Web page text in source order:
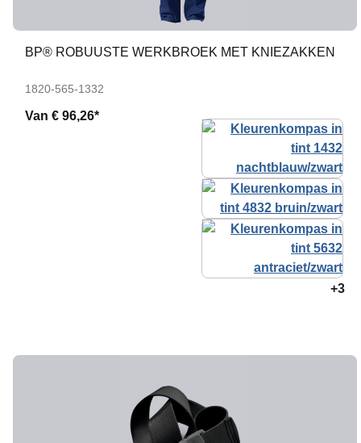
BP® ROBUUSTE WERKBROEK MET KNIEZAKKEN
1820-565-1332
Van € 96,26*
+3